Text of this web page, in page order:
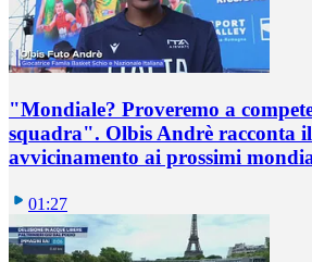
"Mondiale? Proveremo a
squadra". Olbis Andrè racconta
avvicinamento ai prossimi
01:27